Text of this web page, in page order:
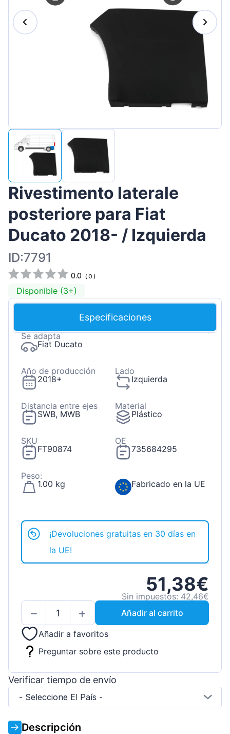
Slovenčina
Rivestimento laterale
posteriore para Fiat
Ducato 2018- / Izquierda
ID:7791
0.0 (0 )
Disponible (3+)
Especificaciones
Se adapta
Fiat Ducato
Año de producción
2018+
Lado
Izquierda
Distancia entre ejes
SWB, MWB
Material
Plástico
SKU
FT90874
OE
735684295
Peso:
1.00 kg
Fabricado en la UE
¡Devoluciones gratuitas en 30 días en
la UE!
51,38€
Sin impuestos: 42,46€
Añadir al carrito
Añadir a favoritos
Preguntar sobre este producto
Verificar tiempo de envío
- Seleccione El País -
Descripción